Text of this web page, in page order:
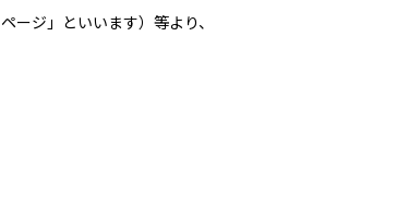
ージ」といいます）等より、